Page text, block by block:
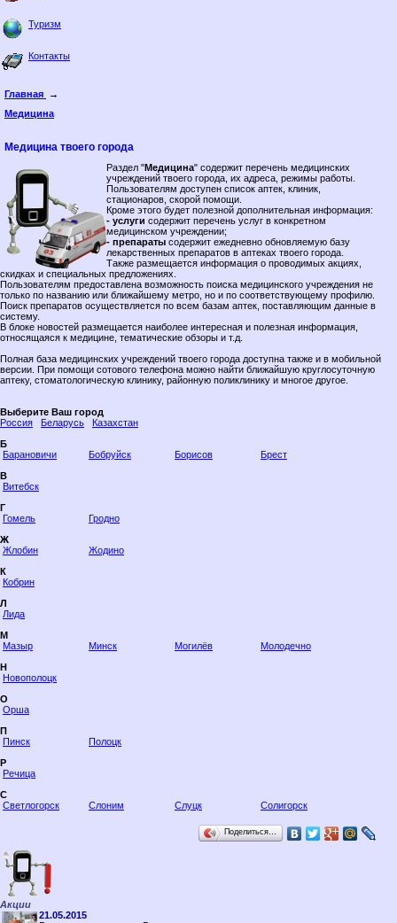
Туризм
Контакты
Главная
→
Медицина
Медицина твоего города
Раздел "Медицина" содержит перечень медицинских
учреждений твоего города, их адреса, режимы работы.
Пользователям доступен список аптек, клиник,
стационаров, скорой помощи.
Кроме этого будет полезной дополнительная информация:
- услуги содержит перечень услуг в конкретном
медицинском учреждении;
- препараты содержит ежедневно обновляемую базу
лекарственных препаратов в аптеках твоего города.
Также размещается информация о проводимых акциях,
скидках и специальных предложениях.
Пользователям предоставлена возможность поиска медицинского учреждения не
только по названию или ближайшему метро, но и по соответствующему профилю.
Поиск препаратов осуществляется по всем базам аптек, поставляющим данные в
систему.
В блоке новостей размещается наиболее интересная и полезная информация,
относящаяся к медицине, тематические обзоры и т.д.
Полная база медицинских учреждений твоего города доступна также и в мобильной
версии. При помощи сотового телефона можно найти ближайшую круглосуточную
аптеку, стоматологическую клинику, районную поликлинику и многое другое.
Выберите Ваш город
Россия
Беларусь
Казахстан
Б
Барановичи
Бобруйск Борисов
Брест
В
Витебск
Г
Гомель
Гродно
Ж
Жлобин
Жодино
К
Кобрин
Л
Лида
М
Мазыр
Минск Могилёв
Молодечно
Н
Новополоцк
О
Орша
П
Пинск
Полоцк
Р
Речица
С
Светлогорск
Слоним Слуцк Солигорск
Поделиться…
Акции
21.05.2015